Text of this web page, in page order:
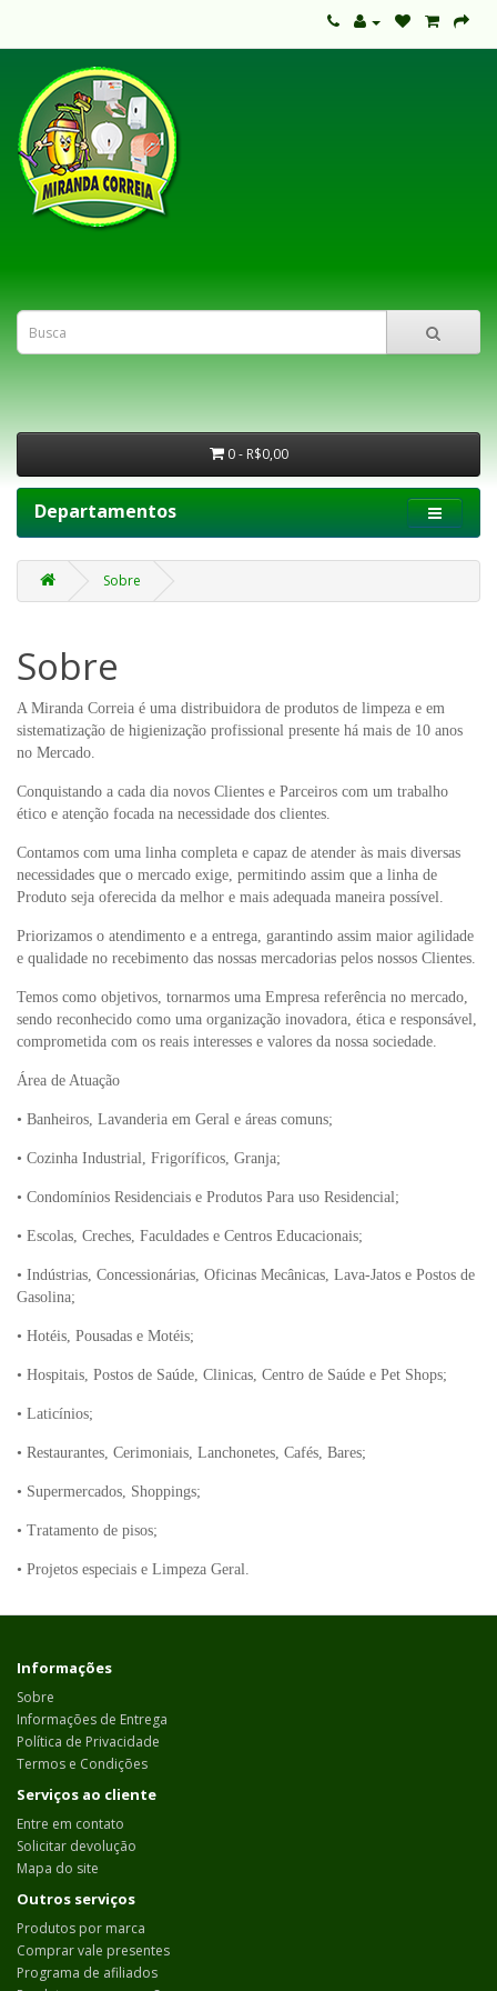
0 - R$0,00
Departamentos
Sobre
Sobre
A Miranda Correia é uma distribuidora de produtos de limpeza e em
sistematização de higienização profissional presente há mais de 10 anos
no Mercado.
Conquistando a cada dia novos Clientes e Parceiros com um trabalho
ético e atenção focada na necessidade dos clientes.
Contamos com uma linha completa e capaz de atender às mais diversas
necessidades que o mercado exige, permitindo assim que a linha de
Produto seja oferecida da melhor e mais adequada maneira possível.
Priorizamos o atendimento e a entrega, garantindo assim maior agilidade
e qualidade no recebimento das nossas mercadorias pelos nossos Clientes.
Temos como objetivos, tornarmos uma Empresa referência no mercado,
sendo reconhecido como uma organização inovadora, ética e responsável,
comprometida com os reais interesses e valores da nossa sociedade.
Área de Atuação
• Banheiros, Lavanderia em Geral e áreas comuns;
• Cozinha Industrial, Frigoríficos, Granja;
• Condomínios Residenciais e Produtos Para uso Residencial;
• Escolas, Creches, Faculdades e Centros Educacionais;
• Indústrias, Concessionárias, Oficinas Mecânicas, Lava-Jatos e Postos de
Gasolina;
• Hotéis, Pousadas e Motéis;
• Hospitais, Postos de Saúde, Clinicas, Centro de Saúde e Pet Shops;
• Laticínios;
• Restaurantes, Cerimoniais, Lanchonetes, Cafés, Bares;
• Supermercados, Shoppings;
• Tratamento de pisos;
• Projetos especiais e Limpeza Geral.
Informações
Sobre
Informações de Entrega
Política de Privacidade
Termos e Condições
Serviços ao cliente
Entre em contato
Solicitar devolução
Mapa do site
Outros serviços
Produtos por marca
Comprar vale presentes
Programa de afiliados